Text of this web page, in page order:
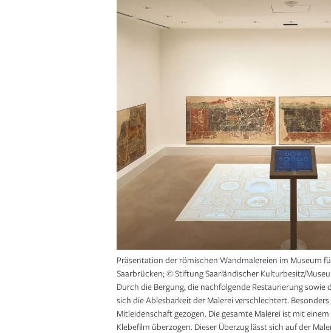
Präsentation der römischen Wandmalereien im Museum
Saarbrücken; © Stiftung Saarländischer Kulturbesitz/
Durch die Bergung, die nachfolgende Restaurierung
sich die Ablesbarkeit der Malerei verschlechtert.
Mitleidenschaft gezogen. Die gesamte Malerei ist mit
Klebefilm überzogen. Dieser Überzug lässt sich auf der